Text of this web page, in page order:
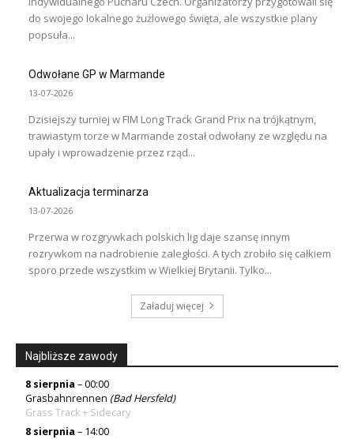
do swojego lokalnego żużlowego święta, ale wszystkie plany
popsuła...
Odwołane GP w Marmande
13-07-2026
Dzisiejszy turniej w FIM Long Track Grand Prix na trójkątnym,
trawiastym torze w Marmande został odwołany ze względu na
upały i wprowadzenie przez rząd...
Aktualizacja terminarza
13-07-2026
Przerwa w rozgrywkach polskich lig daje szansę innym
rozrywkom na nadrobienie zaległości. A tych zrobiło się całkiem
sporo przede wszystkim w Wielkiej Brytanii. Tylko...
Załaduj więcej
Najbliższe zawody
8 sierpnia – 00:00
Grasbahnrennen (Bad Hersfeld)
Grass Track + Sidecary
8 sierpnia – 14:00